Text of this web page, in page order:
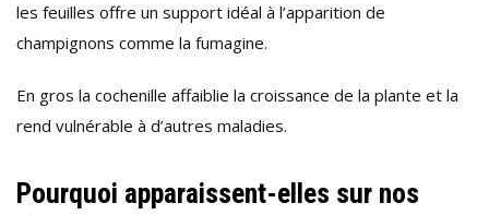
les feuilles offre un support idéal à l’apparition de
champignons comme la fumagine.
En gros la cochenille affaiblie la croissance de la plante et la
rend vulnérable à d’autres maladies.
Pourquoi apparaissent-elles sur nos